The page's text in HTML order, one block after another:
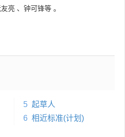
友亮 、 钟可锋等 。
5 起草人
6 相近标准(计划)